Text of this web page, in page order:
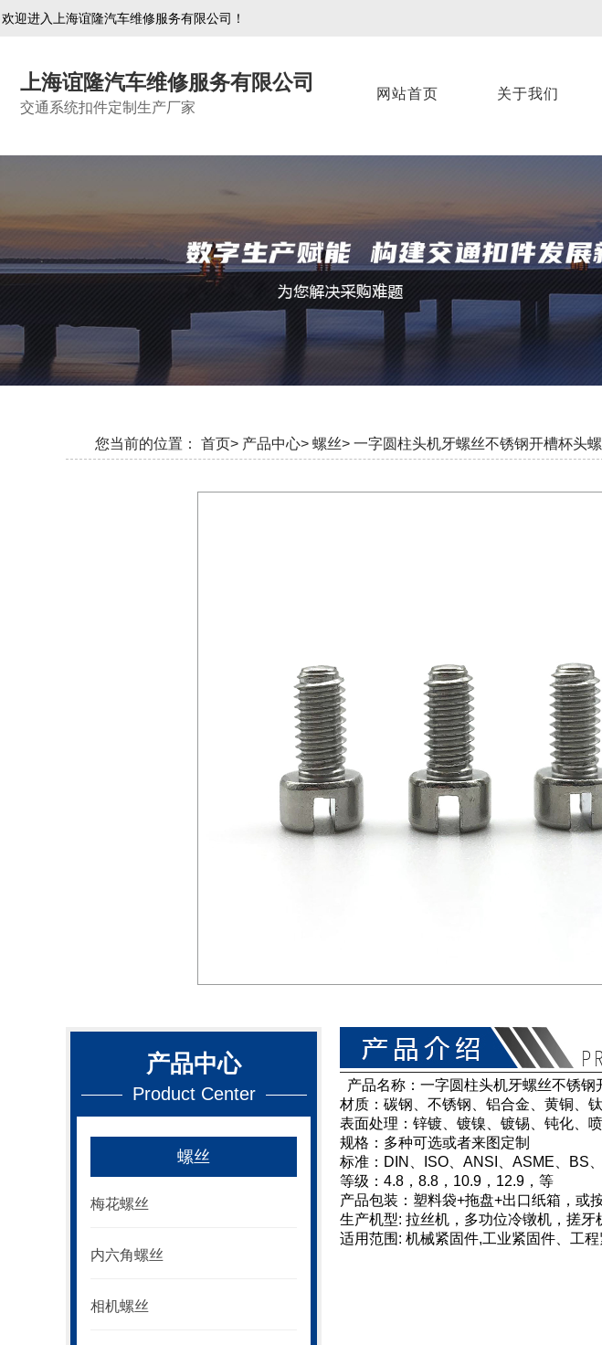
欢迎进入上海谊隆汽车维修服务有限公司！
上海谊隆汽车维修服务有限公司
交通系统扣件定制生产厂家
网站首页 关于我们
您当前的位置： 首页> 产品中心> 螺丝> 一字圆柱头机牙螺丝不锈钢开槽杯头
产品中心
Product Center
螺丝
梅花螺丝
内六角螺丝
相机螺丝
产品名称：一字圆柱头机牙螺丝不锈钢
材质：碳钢、不锈钢、铝合金、黄铜、
表面处理：锌镀、镀镍、镀锡、钝化、
规格：多种可选或者来图定制
标准：DIN、ISO、ANSI、ASME、BS
等级：4.8，8.8，10.9，12.9，等
产品包装：塑料袋+拖盘+出口纸箱，或
生产机型: 拉丝机，多功位冷镦机，搓
适用范围: 机械紧固件,工业紧固件、工